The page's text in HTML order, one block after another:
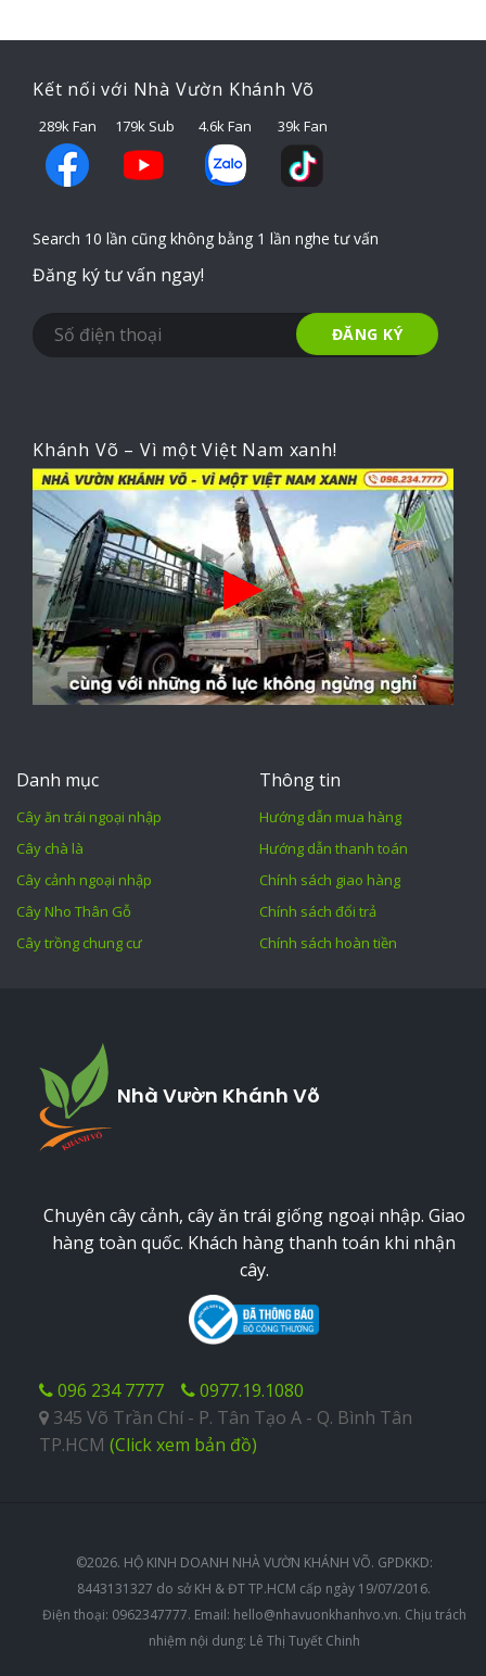
Kết nối với Nhà Vườn Khánh Võ
289k Fan 179k Sub 4.6k Fan 39k Fan
Search 10 lần cũng không bằng 1 lần nghe tư vấn
Đăng ký tư vấn ngay!
Khánh Võ – Vì một Việt Nam xanh!
Danh mục
Cây ăn trái ngoại nhập
Cây chà là
Cây cảnh ngoại nhập
Cây Nho Thân Gỗ
Cây trồng chung cư
Thông tin
Hướng dẫn mua hàng
Hướng dẫn thanh toán
Chính sách giao hàng
Chính sách đổi trả
Chính sách hoàn tiền
Nhà Vườn Khánh Võ
Chuyên cây cảnh, cây ăn trái giống ngoại nhập. Giao
hàng toàn quốc. Khách hàng thanh toán khi nhận
cây.
096 234 7777
0977.19.1080
345 Võ Trần Chí - P. Tân Tạo A - Q. Bình Tân
TP.HCM (Click xem bản đồ)
©2026. HỘ KINH DOANH NHÀ VƯỜN KHÁNH VÕ. GPDKKD:
8443131327 do sở KH & ĐT TP.HCM cấp ngày 19/07/2016.
Điện thoại: 0962347777. Email: hello@nhavuonkhanhvo.vn. Chịu trách
nhiệm nội dung: Lê Thị Tuyết Chinh